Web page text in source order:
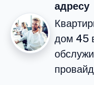
адресу
дом 45